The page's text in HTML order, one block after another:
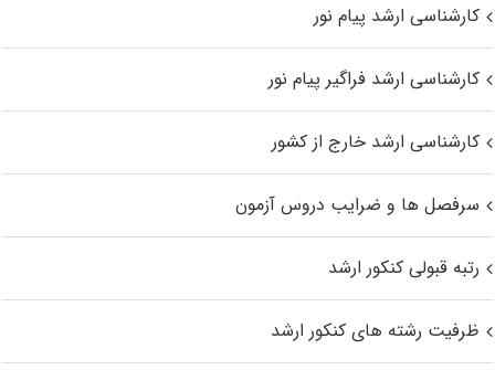
کارشناسی ارشد پیام نور
کارشناسی ارشد فراگیر پیام نور
کارشناسی ارشد خارج از کشور
سرفصل ها و ضرایب دروس آزمون
رتبه قبولی کنکور ارشد
ظرفیت رشته های کنکور ارشد